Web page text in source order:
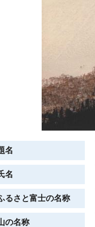
名
名
るさと富士の名称
の名称